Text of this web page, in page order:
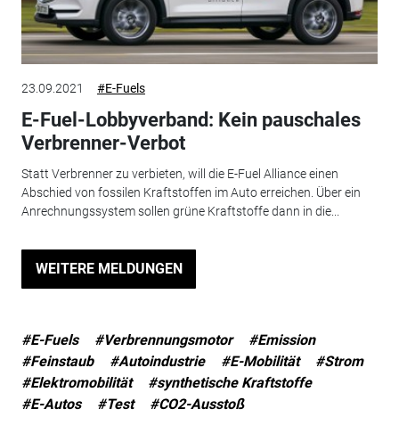
23.09.2021 #E-Fuels
E-Fuel-Lobbyverband: Kein pauschales
Verbrenner-Verbot
Statt Verbrenner zu verbieten, will die E-Fuel Alliance einen
Abschied von fossilen Kraftstoffen im Auto erreichen. Über ein
Anrechnungssystem sollen grüne Kraftstoffe dann in die...
WEITERE MELDUNGEN
#E-Fuels #Verbrennungsmotor
#Emission
#Feinstaub
#Autoindustrie #E-Mobilität
#Strom
#Elektromobilität
#synthetische Kraftstoffe
#E-Autos
#Test #CO2-Ausstoß